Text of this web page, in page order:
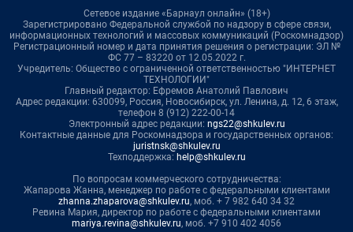
Сетевое издание «Барнаул онлайн» (18+)
Зарегистрировано Федеральной службой по надзору в сфере связи,
информационных технологий и массовых коммуникаций (Роскомнадзор)
Регистрационный номер и дата принятия решения о регистрации: ЭЛ №
ФС 77 – 83220 от 12.05.2022 г.
Учредитель: Общество с ограниченной ответственностью "ИНТЕРНЕТ
ТЕХНОЛОГИИ"
Главный редактор: Ефремов Анатолий Павлович
Адрес редакции: 630099, Россия, Новосибирск, ул. Ленина, д. 12, 6 этаж,
телефон 8 (912) 222-00-14
Электронный адрес редакции: ngs22@shkulev.ru
Контактные данные для Роскомнадзора и государственных органов:
juristnsk@shkulev.ru
Техподдержка: help@shkulev.ru
По вопросам коммерческого сотрудничества:
Жапарова Жанна, менеджер по работе с федеральными клиентами
zhanna.zhaparova@shkulev.ru, моб. + 7 982 640 34 32
Ревина Мария, директор по работе с федеральными клиентами
mariya.revina@shkulev.ru, моб. +7 910 402 4056